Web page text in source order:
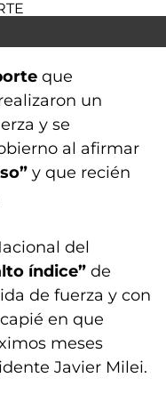
que
un
y se
al afirmar
y que recién
del
índice” de
de fuerza y con
en que
meses
Javier Milei.